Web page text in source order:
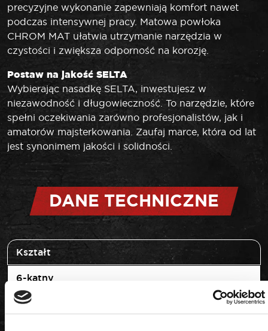
precyzyjne wykonanie zapewniają komfort nawet
podczas intensywnej pracy. Matowa powłoka
CHROM MAT ułatwia utrzymanie narzędzia w
czystości i zwiększa odporność na korozję.
Postaw na jakość SELTA
Wybierając nasadkę SELTA, inwestujesz w
niezawodność i długowieczność. To narzędzie, które
spełni oczekiwania zarówno profesjonalistów, jak i
amatorów majsterkowania. Zaufaj marce, która od lat
jest synonimem jakości i solidności.
DANE TECHNICZNE
Kształt
6-kątny
Napęd